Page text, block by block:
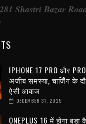
Shastri Bazar
IPHONE 17 PRO और
अजीब समस्या, चार्जिंग के
ऐसी आवाज
DECEMBER 31, 2025
ONEPLUS 16 में होगा